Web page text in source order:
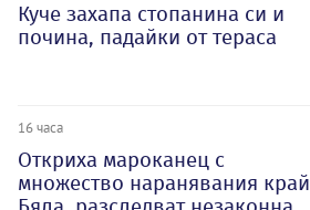
Куче захапа стопанина си и
почина, падайки от тераса
16 часа
Откриха мароканец с
множество наранявания край